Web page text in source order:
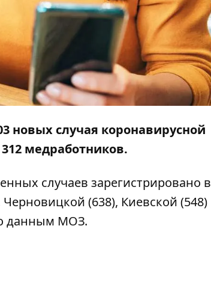
новых случая коронавирусной
медработников.
случаев зарегистрировано в
(638), Киевской (548)
данным МОЗ.